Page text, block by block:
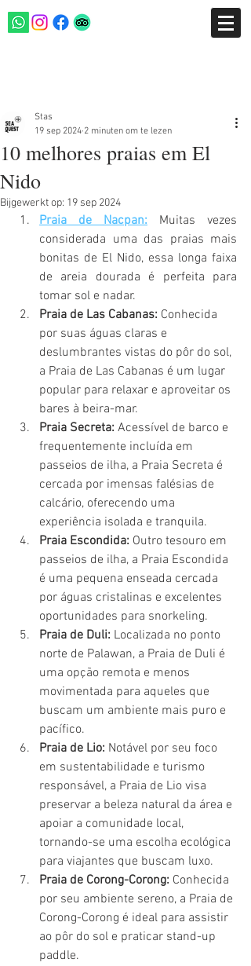
10 melhores praias em El
Nido
Stas
19 sep 2024 2 minuten om te lezen
Bijgewerkt op: 19 sep 2024
Praia de Nacpan: Muitas vezes
considerada uma das praias mais
bonitas de El Nido, essa longa faixa
de areia dourada é perfeita para
tomar sol e nadar.
Praia de Las Cabanas: Conhecida
por suas águas claras e
deslumbrantes vistas do pôr do sol,
a Praia de Las Cabanas é um lugar
popular para relaxar e aproveitar os
bares à beira-mar.
Praia Secreta: Acessível de barco e
frequentemente incluída em
passeios de ilha, a Praia Secreta é
cercada por imensas falésias de
calcário, oferecendo uma
experiência isolada e tranquila.
Praia Escondida: Outro tesouro em
passeios de ilha, a Praia Escondida
é uma pequena enseada cercada
por águas cristalinas e excelentes
oportunidades para snorkeling.
Praia de Duli: Localizada no ponto
norte de Palawan, a Praia de Duli é
uma opção remota e menos
movimentada para aqueles que
buscam um ambiente mais puro e
pacífico.
Praia de Lio: Notável por seu foco
em sustentabilidade e turismo
responsável, a Praia de Lio visa
preservar a beleza natural da área e
apoiar a comunidade local,
tornando-se uma escolha ecológica
para viajantes que buscam luxo.
Praia de Corong-Corong: Conhecida
por seu ambiente sereno, a Praia de
Corong-Corong é ideal para assistir
ao pôr do sol e praticar stand-up
paddle.